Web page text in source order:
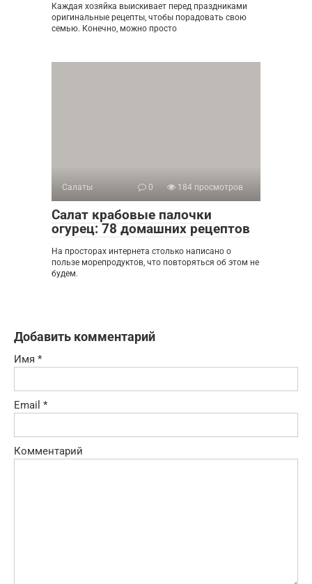
Каждая хозяйка выискивает перед праздниками
оригинальные рецепты, чтобы порадовать свою
семью. Конечно, можно просто
Салаты 0 184 просмотров
Салат крабовые палочки
огурец: 78 домашних рецептов
На просторах интернета столько написано о
пользе морепродуктов, что повторяться об этом не
будем.
Добавить комментарий
Имя *
Email *
Комментарий